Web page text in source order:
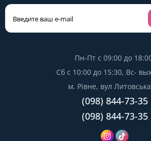
Пн-Пт с 09:00 до
Сб с 10:00 до 15:30, Вс-
м. Рівне, вул
(098) 844-73-35
(098) 844-73-35